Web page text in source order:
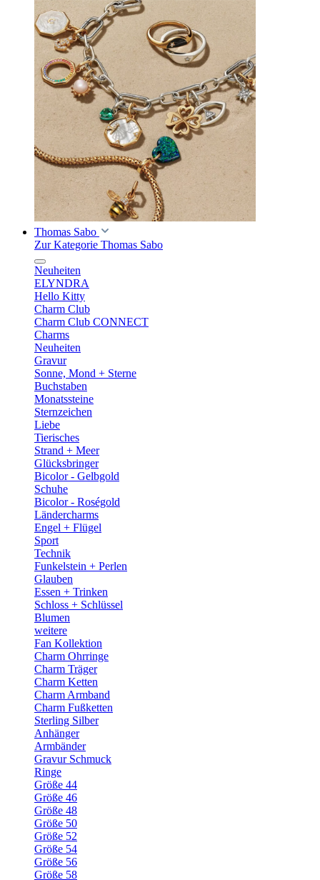
Thomas Sabo
Zur Kategorie Thomas Sabo
Neuheiten
ELYNDRA
Hello Kitty
Charm Club
Charm Club CONNECT
Charms
Neuheiten
Gravur
Sonne, Mond + Sterne
Buchstaben
Monatssteine
Sternzeichen
Liebe
Tierisches
Strand + Meer
Glücksbringer
Bicolor - Gelbgold
Schuhe
Bicolor - Roségold
Ländercharms
Engel + Flügel
Sport
Technik
Funkelstein + Perlen
Glauben
Essen + Trinken
Schloss + Schlüssel
Blumen
weitere
Fan Kollektion
Charm Ohrringe
Charm Träger
Charm Ketten
Charm Armband
Charm Fußketten
Sterling Silber
Anhänger
Armbänder
Gravur Schmuck
Ringe
Größe 44
Größe 46
Größe 48
Größe 50
Größe 52
Größe 54
Größe 56
Größe 58